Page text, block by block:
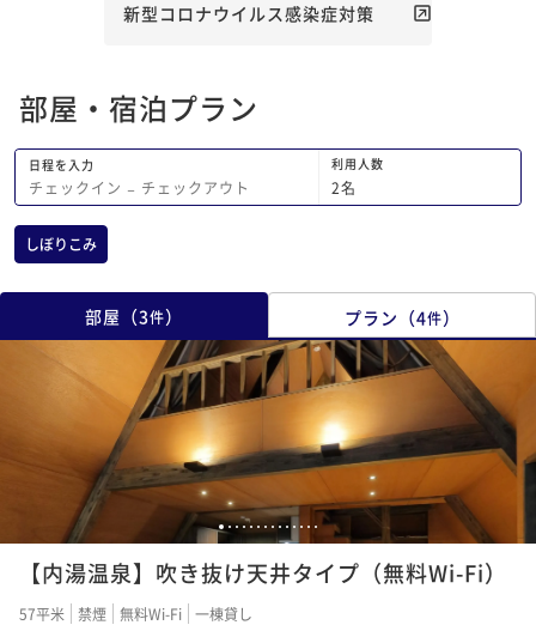
トーブで温かく過ごしやすかったです！
えに居るような感じで過ごせたのは良か
に住みたいしそんなに不便はしないしと
てもいいところで住みたいなと話して
て、寒くない所なら私も住んで見たいと
思ってしまうほどブランコもあり揺った
りと出来てとても快適に過ごせました。
風呂に揺ったりと浸かりたいとバーベキ
ューは、晴れた日にやりたいと思いまし
た。 お世話になりありがとうございま
す。 今度は、暖かく晴れた日に行きた
いのと星が見れたらいいかと思ってま
す。 長くいたいと思ってましたがそう
もいかず、あっという間に時は過ぎて変
える日になり名残惜しくさみしい気持ち
になりました。 生活が今より安定した
ら、二泊位に泊まれてもう少しゆっくり
過ごしたり観光したり出来るようにして
食べ歩きとかもしたいです！！ 本当に
ありがとうございます。
新型コロナウイルス感染症対策
部屋・宿泊プラン
日程を入力
チェックイン − チェックアウト
利用人数
2名
しぼりこみ
部屋 （3件） プラン （4件）
12345 6 7 8910 11 12 13 14
【内湯温泉】吹き抜け天井タイプ（無料Wi-Fi）
57平米 禁煙 無料Wi-Fi 一棟貸し